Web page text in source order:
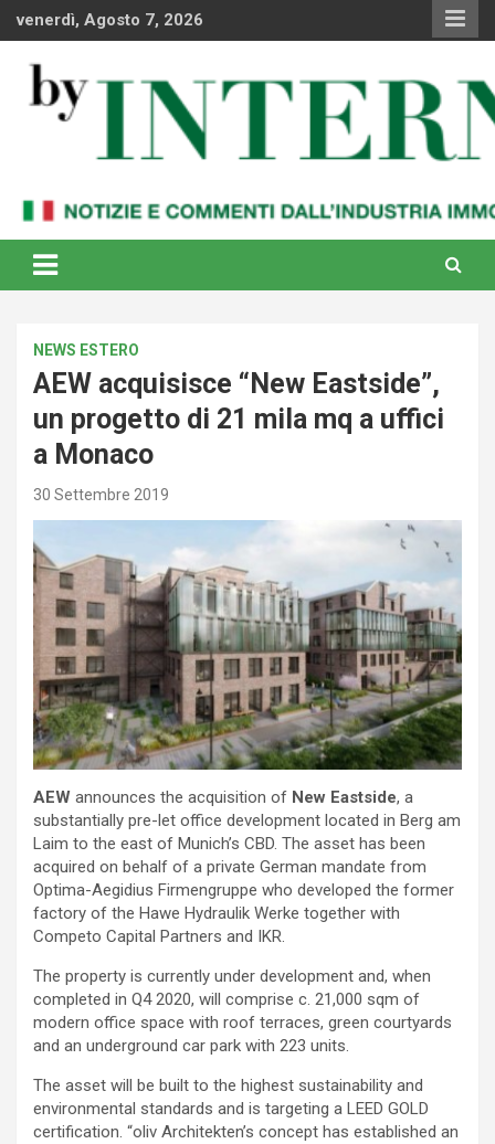
venerdì, Agosto 7, 2026
By Internews
internazionale
NEWS ESTERO
AEW acquisisce “New Eastside”,
un progetto di 21 mila mq a uffici
a Monaco
30 Settembre 2019
AEW announces the acquisition of New Eastside, a
substantially pre-let office development located in Berg am
Laim to the east of Munich’s CBD. The asset has been
acquired on behalf of a private German mandate from
Optima-Aegidius Firmengruppe who developed the former
factory of the Hawe Hydraulik Werke together with
Competo Capital Partners and IKR.
The property is currently under development and, when
completed in Q4 2020, will comprise c. 21,000 sqm of
modern office space with roof terraces, green courtyards
and an underground car park with 223 units.
The asset will be built to the highest sustainability and
environmental standards and is targeting a LEED GOLD
certification. “oliv Architekten’s concept has established an